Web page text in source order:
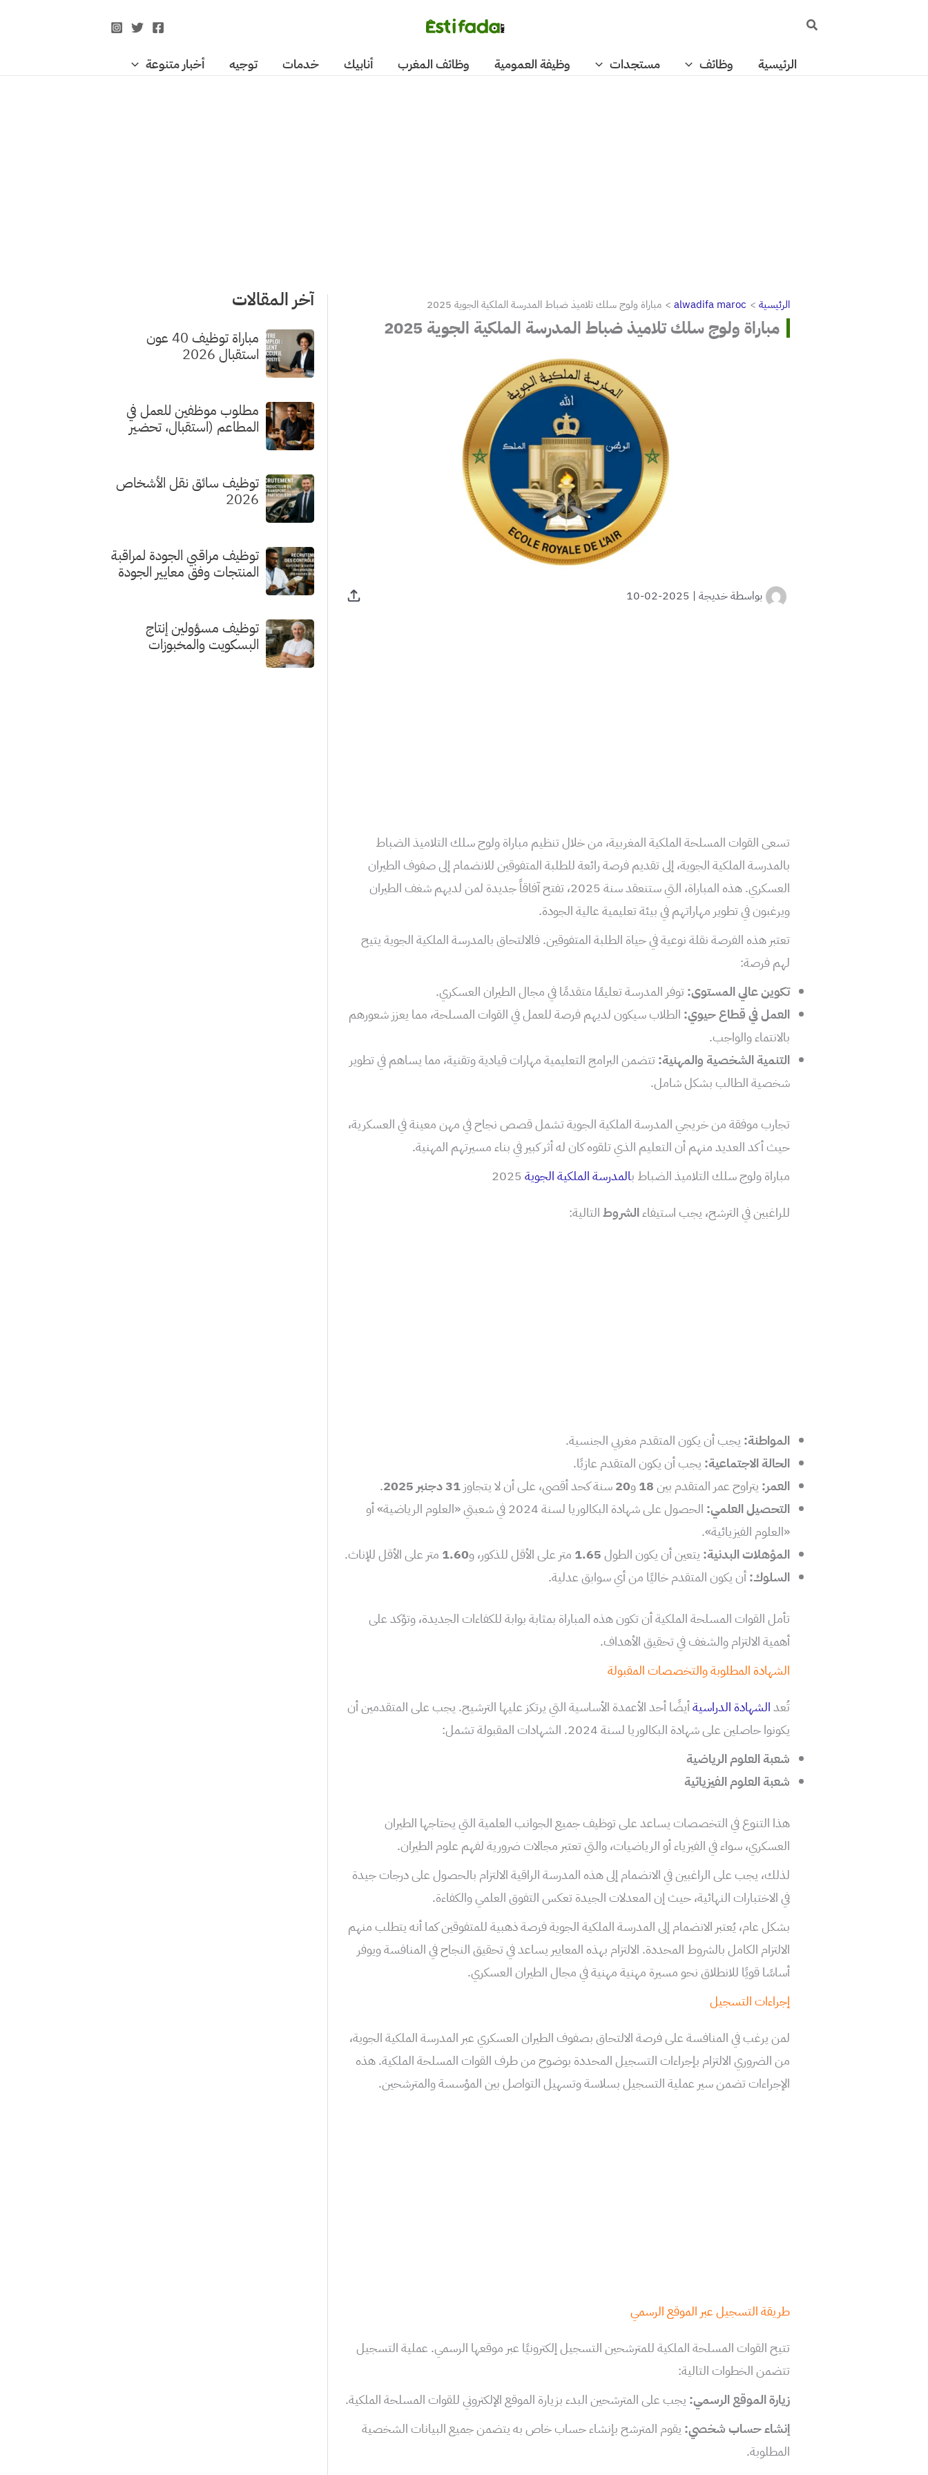
البحث
الرئيسية وظائف مستجدات وظيفة العمومية وظائف المغرب أنابيك خدمات توجيه أخبار متنوعة
الرئيسية alwadifa maroc مباراة ولوج سلك تلاميذ ضباط المدرسة الملكية الجوية 2025
مباراة ولوج سلك تلاميذ ضباط المدرسة الملكية الجوية 2025
بواسطةخديجة |
2025-02-10
تسعى القوات المسلحة الملكية المغربية، من خلال تنظيم مباراة ولوج سلك التلاميذ الضباط
بالمدرسة الملكية الجوية، إلى تقديم فرصة رائعة للطلبة المتفوقين للانضمام إلى صفوف الطيران
العسكري. هذه المباراة، التي ستنعقد سنة 2025، تفتح آفاقاً جديدة لمن لديهم شغف الطيران
ويرغبون في تطوير مهاراتهم في بيئة تعليمية عالية الجودة.
تعتبر هذه الفرصة نقلة نوعية في حياة الطلبة المتفوقين. فالالتحاق بالمدرسة الملكية الجوية يتيح
لهم فرصة:
تكوين عالي المستوى:توفر المدرسة تعليمًا متقدمًا في مجال الطيران العسكري.
العمل في قطاع حيوي: الطلاب سيكون لديهم فرصة للعمل في القوات المسلحة، مما يعزز شعورهم
بالانتماء والواجب.
التنمية الشخصية والمهنية:تتضمن البرامج التعليمية مهارات قيادية وتقنية، مما يساهم في تطوير
شخصية الطالب بشكل شامل.
تجارب موفقة من خريجي المدرسة الملكية الجوية تشمل قصص نجاح في مهن معينة في العسكرية،
حيث أكد العديد منهم أن التعليم الذي تلقوه كان له أثر كبير في بناء مسيرتهم المهنية.
مباراة ولوج سلك التلاميذ الضباط بالمدرسة الملكية الجوية
للراغبين في الترشح، يجب استيفاءالشروطالتالية:
المواطنة: يجب أن يكون المتقدم مغربي الجنسية.
الحالة الاجتماعية: يجب أن يكون المتقدم عازبًا.
العمر: يتراوح عمر المتقدم بين18و20سنة كحد أقصى، على أن لا يتجاوز
.
التحصيل العلمي:
الحصول على شهادة البكالوريا لسنة 2024 في شعبتي «العلوم الرياضية» أو
«العلوم الفيزيائية».
المؤهلات البدنية: يتعين أن يكون الطول1.65 متر على الأقل للذكور، و1.60 متر على الأقل للإناث.
السلوك:أن يكون المتقدم خاليًا من أي سوابق عدلية.
تأمل القوات المسلحة الملكية أن تكون هذه المباراة بمثابة بوابة للكفاءات الجديدة، وتؤكد على
أهمية الالتزام والشغف في تحقيق الأهداف.
الشهادة المطلوبة والتخصصات المقبولة
تُعدالشهادة الدراسيةأيضًا أحد الأعمدة الأساسية التي يرتكز عليها الترشيح. يجب على المتقدمين أن
يكونوا حاصلين على شهادة البكالوريا لسنة 2024. الشهادات المقبولة تشمل:
شعبة العلوم الرياضية
شعبة العلوم الفيزيائية
هذا التنوع في التخصصات يساعد على توظيف جميع الجوانب العلمية التي يحتاجها الطيران
العسكري، سواء في الفيزياء أو الرياضيات، والتي تعتبر مجالات ضرورية لفهم علوم الطيران.
لذلك، يجب على الراغبين في الانضمام إلى هذه المدرسة الراقية الالتزام بالحصول على درجات جيدة
في الاختبارات النهائية، حيث إن المعدلات الجيدة تعكس التفوق العلمي والكفاءة.
بشكل عام، يُعتبر الانضمام إلى المدرسة الملكية الجوية فرصة ذهبية للمتفوقين كما أنه يتطلب منهم
الالتزام الكامل بالشروط المحددة. الالتزام بهذه المعايير يساعد في تحقيق النجاح في المنافسة ويوفر
أساسًا قويًا للانطلاق نحو مسيرة مهنية مهنية في مجال الطيران العسكري.
إجراءات التسجيل
لمن يرغب في المنافسة على فرصة الالتحاق بصفوف الطيران العسكري عبر المدرسة الملكية الجوية،
من الضروري الالتزام بإجراءات التسجيل المحددة بوضوح من طرف القوات المسلحة الملكية. هذه
الإجراءات تضمن سير عملية التسجيل بسلاسة وتسهيل التواصل بين المؤسسة والمترشحين.
طريقة التسجيل عبر الموقع الرسمي
تتيح القوات المسلحة الملكية للمترشحين التسجيل إلكترونيًا عبر موقعها الرسمي. عملية التسجيل
تتضمن الخطوات التالية:
زيارة الموقع الرسمي: يجب على المترشحين البدء بزيارة الموقع الإلكتروني للقوات المسلحة الملكية.
إنشاء حساب شخصي: يقوم المترشح بإنشاء حساب خاص به يتضمن جميع البيانات الشخصية
المطلوبة.
آخر المقالات
مباراة توظيف 40 عون
استقبال 2026
مطلوب موظفين للعمل في
المطاعم (استقبال، تحضير
توظيف سائق نقل الأشخاص
2026
توظيف مراقبي الجودة لمراقبة
المنتجات وفق معايير الجودة
توظيف مسؤولين إنتاج
البسكويت والمخبوزات